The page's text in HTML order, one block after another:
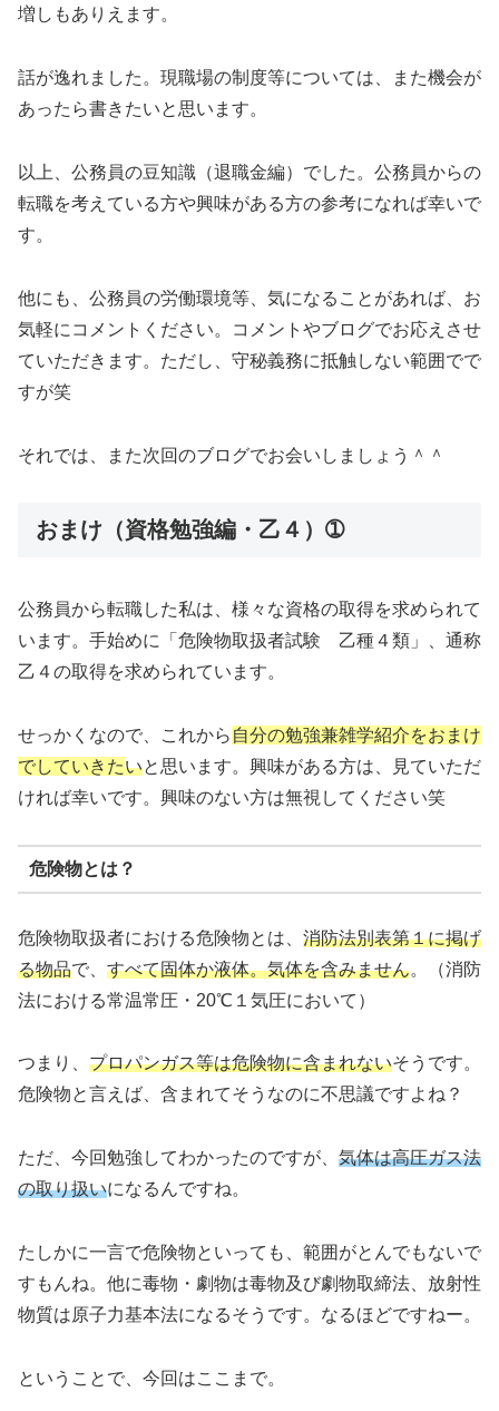
増しもありえます。
話が逸れました。現職場の制度等については、また機会が
あったら書きたいと思います。
以上、公務員の豆知識（退職金編）でした。公務員からの
転職を考えている方や興味がある方の参考になれば幸いで
す。
他にも、公務員の労働環境等、気になることがあれば、お
気軽にコメントください。コメントやブログでお応えさせ
ていただきます。ただし、守秘義務に抵触しない範囲でで
すが笑
それでは、また次回のブログでお会いしましょう＾＾
おまけ（資格勉強編・乙４）➀
公務員から転職した私は、様々な資格の取得を求められて
います。手始めに「危険物取扱者試験 乙種４類」、通称
乙４の取得を求められています。
せっかくなので、これから 自分の勉強兼雑学紹介をおまけ
でしていきたいと思います。興味がある方は、見ていただ
ければ幸いです。興味のない方は無視してください笑
危険物とは？
危険物取扱者における危険物とは、 消防法別表第１に掲げ
る物品で、 すべて固体か液体。気体を含みません。（消防
法における常温常圧・20℃１気圧において）
つまり、 プロパンガス等は危険物に含まれないそうです。
危険物と言えば、含まれてそうなのに不思議ですよね？
ただ、今回勉強してわかったのですが、 気体は高圧ガス法
の取り扱いになるんですね。
たしかに一言で危険物といっても、範囲がとんでもないで
すもんね。他に毒物・劇物は毒物及び劇物取締法、放射性
物質は原子力基本法になるそうです。なるほどですねー。
ということで、今回はここまで。